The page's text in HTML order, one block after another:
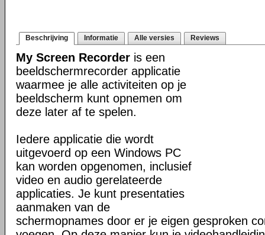
Beschrijving Informatie Alle versies Reviews
My Screen Recorder is een
beeldschermrecorder applicatie
waarmee je alle activiteiten op je
beeldscherm kunt opnemen om
deze later af te spelen.
Iedere applicatie die wordt
uitgevoerd op een Windows PC
kan worden opgenomen, inclusief
video en audio gerelateerde
applicaties. Je kunt presentaties
aanmaken van de
schermopnames door er je eigen gesproken